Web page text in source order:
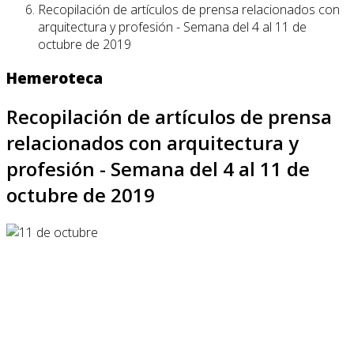
Recopilación de artículos de prensa relacionados con
arquitectura y profesión - Semana del 4 al 11 de
octubre de 2019
Hemeroteca
Recopilación de artículos de prensa
relacionados con arquitectura y
profesión - Semana del 4 al 11 de
octubre de 2019